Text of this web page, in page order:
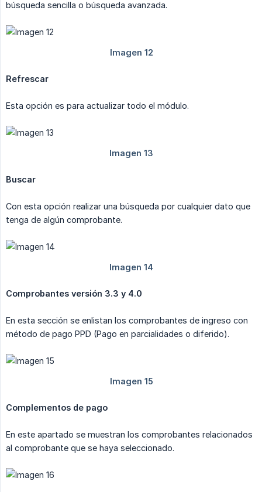
búsqueda sencilla o búsqueda avanzada.
Refrescar
Esta opción es para actualizar todo el módulo.
Buscar
Con esta opción realizar una búsqueda por cualquier dato que
tenga de algún comprobante.
Comprobantes versión 3.3 y 4.0
En esta sección se enlistan los comprobantes de ingreso con
método de pago PPD (Pago en parcialidades o diferido).
Complementos de pago
En este apartado se muestran los comprobantes relacionados
al comprobante que se haya seleccionado.